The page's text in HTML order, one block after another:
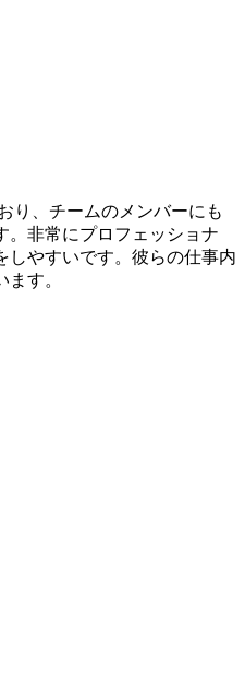
り、チームのメンバーにも
。非常にプロフェッショナ
しやすいです。彼らの仕事内
す。